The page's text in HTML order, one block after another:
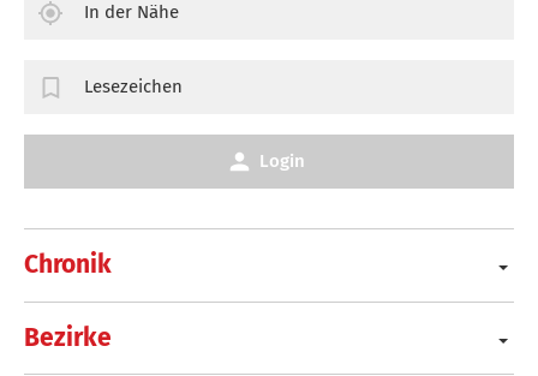
Chronik
Bezirke
In der Nähe
Lesezeichen
Login